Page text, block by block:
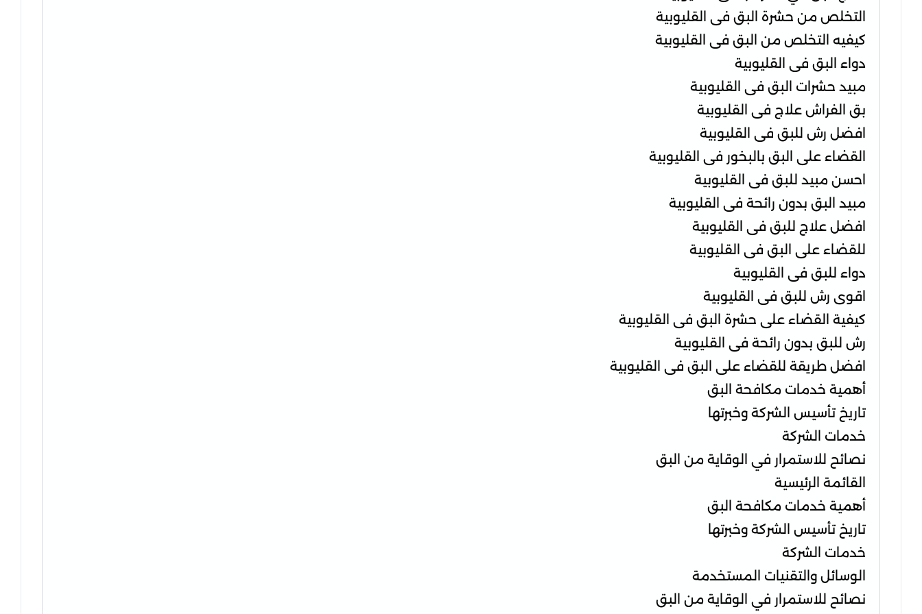
التخلص من حشرة البق فى القليوبية
كيفيه التخلص من البق فى القليوبية
دواء البق فى القليوبية
مبيد حشرات البق فى القليوبية
بق الفراش علاج فى القليوبية
افضل رش للبق فى القليوبية
القضاء على البق بالبخور فى القليوبية
احسن مبيد للبق فى القليوبية
مبيد البق بدون رائحة فى القليوبية
افضل علاج للبق فى القليوبية
للقضاء على البق فى القليوبية
دواء للبق فى القليوبية
اقوى رش للبق فى القليوبية
كيفية القضاء على حشرة البق فى القليوبية
رش للبق بدون رائحة فى القليوبية
افضل طريقة للقضاء على البق فى القليوبية
أهمية خدمات مكافحة البق
تاريخ تأسيس الشركة وخبرتها
خدمات الشركة
نصائح للاستمرار في الوقاية من البق
القائمة الرئيسية
أهمية خدمات مكافحة البق
تاريخ تأسيس الشركة وخبرتها
خدمات الشركة
الوسائل والتقنيات المستخدمة
نصائح للاستمرار في الوقاية من البق